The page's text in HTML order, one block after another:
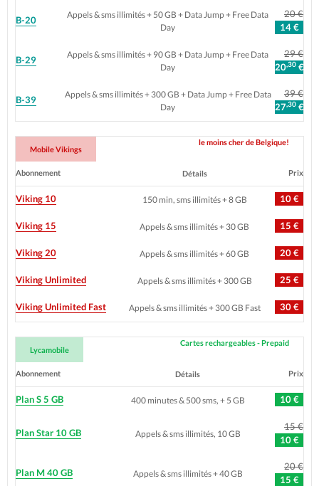
B-20
Appels & sms illimités + 50 GB + Data Jump + Free Data
Day
20 €
14 €
B-29
Appels & sms illimités + 90 GB + Data Jump + Free Data
Day
29 €
20,30 €
B-39
Appels & sms illimités + 300 GB + Data Jump + Free Data
Day
39 €
27,30 €
Mobile Vikings
le moins cher de Belgique!
Abonnement Détails Prix
Viking 10 150 min, sms illimités + 8 GB 10 €
Viking 15 Appels & sms illimités + 30 GB 15 €
Viking 20 Appels & sms illimités + 60 GB 20 €
Viking Unlimited Appels & sms illimités + 300 GB 25 €
Viking Unlimited Fast Appels & sms illimités + 300 GB Fast 30 €
Lycamobile
Cartes rechargeables - Prepaid
Abonnement Détails Prix
Plan S 5 GB 400 minutes & 500 sms, + 5 GB 10 €
Plan Star 10 GB Appels & sms illimités, 10 GB
15 €
10 €
Plan M 40 GB Appels & sms illimités + 40 GB
20 €
15 €